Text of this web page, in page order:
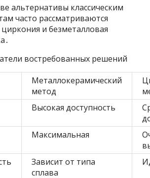
альтернативы классическим
часто рассматриваются
и безметалловая
востребованных решений
Металлокерамический
метод
Высокая доступность
Максимальная
Зависит от типа
сплава